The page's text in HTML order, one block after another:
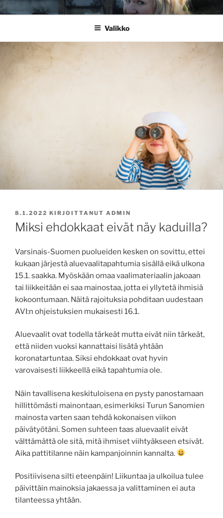
sisältöönRIIKKA TAINA
Sydämellä mukana
Valikko
JULKAISTU
8.1.2022 KIRJOITTANUT ADMIN
Miksi ehdokkaat eivät näy kaduilla?
Varsinais-Suomen puolueiden kesken on sovittu, ettei
kukaan järjestä aluevaalitapahtumia sisällä eikä ulkona
15.1. saakka. Myöskään omaa vaalimateriaalin jakoaan
tai liikkeitään ei saa mainostaa, jotta ei yllytetä ihmisiä
kokoontumaan. Näitä rajoituksia pohditaan uudestaan
AVI:n ohjeistuksien mukaisesti 16.1.
Aluevaalit ovat todella tärkeät mutta eivät niin tärkeät,
että niiden vuoksi kannattaisi lisätä yhtään
koronatartuntaa. Siksi ehdokkaat ovat hyvin
varovaisesti liikkeellä eikä tapahtumia ole.
Näin tavallisena keskituloisena en pysty panostamaan
hillittömästi mainontaan, esimerkiksi Turun Sanomien
mainosta varten saan tehdä kokonaisen viikon
päivätyötäni. Somen suhteen taas aluevaalit eivät
välttämättä ole sitä, mitä ihmiset viihtyäkseen etsivät.
Aika pattitilanne näin kampanjoinnin kannalta.
Positiivisena silti eteenpäin! Liikuntaa ja ulkoilua tulee
päivittäin mainoksia jakaessa ja valittaminen ei auta
tilanteessa yhtään.